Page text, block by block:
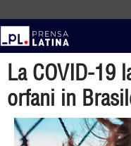
La COVID-19
orfani in